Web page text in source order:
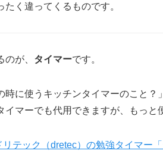
く違ってくるものです。
が、 タイマーです。
時に使うキッチンタイマーのこと
イマーでも代用できますが、もっと
リテック（dretec）の勉強タイマー